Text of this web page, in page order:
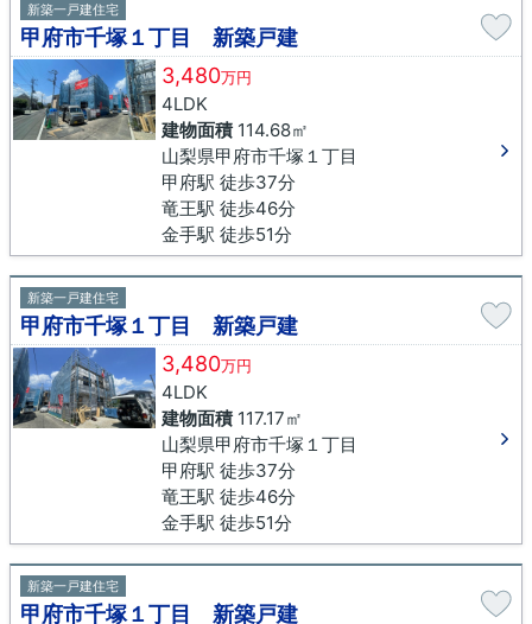
新築一戸建住宅
甲府市千塚１丁目 新築戸建
3,480万円
4LDK
建物面積114.68㎡
山梨県甲府市千塚１丁目
甲府駅 徒歩37分
竜王駅 徒歩46分
金手駅 徒歩51分
新築一戸建住宅
甲府市千塚１丁目 新築戸建
3,480万円
4LDK
建物面積117.17㎡
山梨県甲府市千塚１丁目
甲府駅 徒歩37分
竜王駅 徒歩46分
金手駅 徒歩51分
新築一戸建住宅
甲府市千塚１丁目 新築戸建